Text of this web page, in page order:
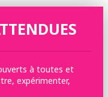
à toutes et
expérimenter,